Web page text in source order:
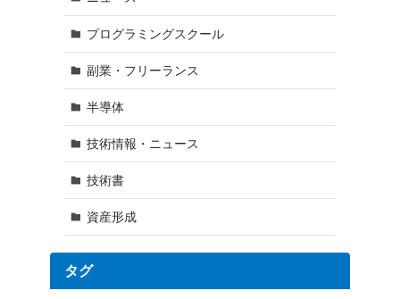
プログラミングスクール
副業・フリーランス
半導体
技術情報・ニュース
技術書
資産形成
タグ